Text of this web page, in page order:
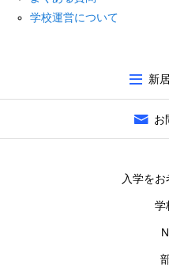
学校運営について
新
お
入学を
学